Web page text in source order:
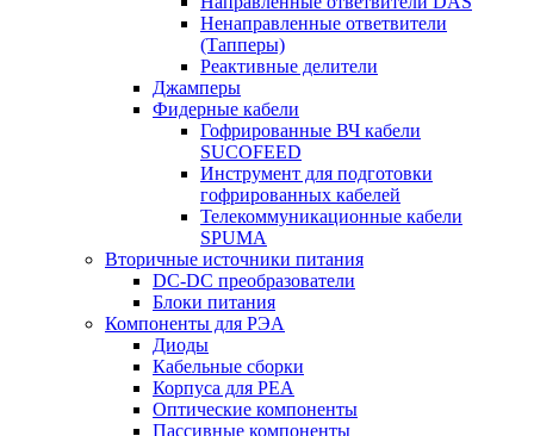
Ненаправленные ответвители
(Тапперы)
Реактивные делители
Джамперы
Фидерные кабели
Гофрированные ВЧ кабели
SUCOFEED
Инструмент для подготовки
гофрированных кабелей
Телекоммуникационные кабели
SPUMA
Вторичные источники питания
DC-DC преобразователи
Блоки питания
Компоненты для РЭА
Диоды
Кабельные сборки
Корпуса для РЕА
Оптические компоненты
Пассивные компоненты